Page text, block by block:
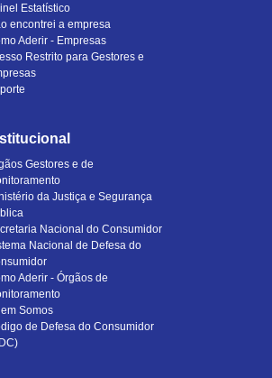
Estatístico
encontrei a empresa
Aderir - Empresas
Restrito para Gestores e
Gestores e de
da Justiça e Segurança
Nacional do Consumidor
Nacional de Defesa do
Aderir - Órgãos de
Somos
de Defesa do Consumidor